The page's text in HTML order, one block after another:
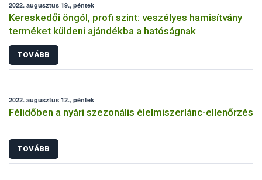
2022. augusztus 19., péntek
Kereskedői öngól, profi szint: veszélyes hamisítvány
terméket küldeni ajándékba a hatóságnak
TOVÁBB
2022. augusztus 12., péntek
Félidőben a nyári szezonális élelmiszerlánc-ellenőrzés
TOVÁBB